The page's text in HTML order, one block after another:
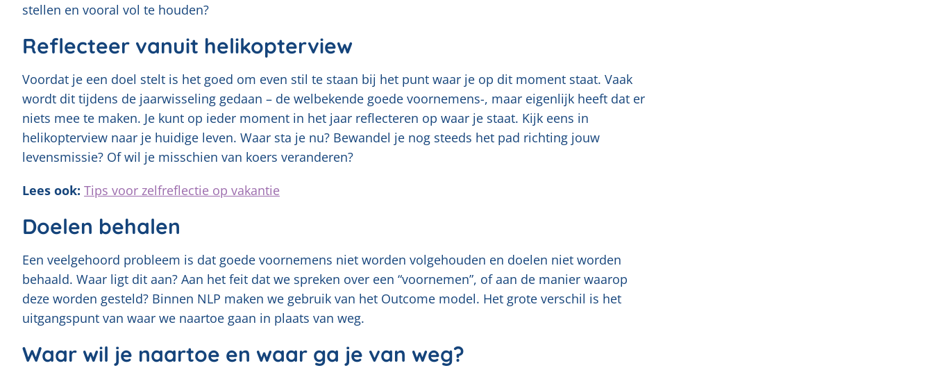
stellen en vooral vol te houden?
Reflecteer vanuit helikopterview
Voordat je een doel stelt is het goed om even stil te staan bij het punt waar je op dit moment staat. Vaak
wordt dit tijdens de jaarwisseling gedaan – de welbekende goede voornemens-, maar eigenlijk heeft dat er
niets mee te maken. Je kunt op ieder moment in het jaar reflecteren op waar je staat. Kijk eens in
helikopterview naar je huidige leven. Waar sta je nu? Bewandel je nog steeds het pad richting jouw
levensmissie? Of wil je misschien van koers veranderen?
Lees ook: Tips voor zelfreflectie op vakantie
Doelen behalen
Een veelgehoord probleem is dat goede voornemens niet worden volgehouden en doelen niet worden
behaald. Waar ligt dit aan? Aan het feit dat we spreken over een “voornemen”, of aan de manier waarop
deze worden gesteld? Binnen NLP maken we gebruik van het Outcome model. Het grote verschil is het
uitgangspunt van waar we naartoe gaan in plaats van weg.
Waar wil je naartoe en waar ga je van weg?